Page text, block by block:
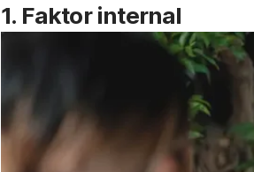
1. Faktor internal